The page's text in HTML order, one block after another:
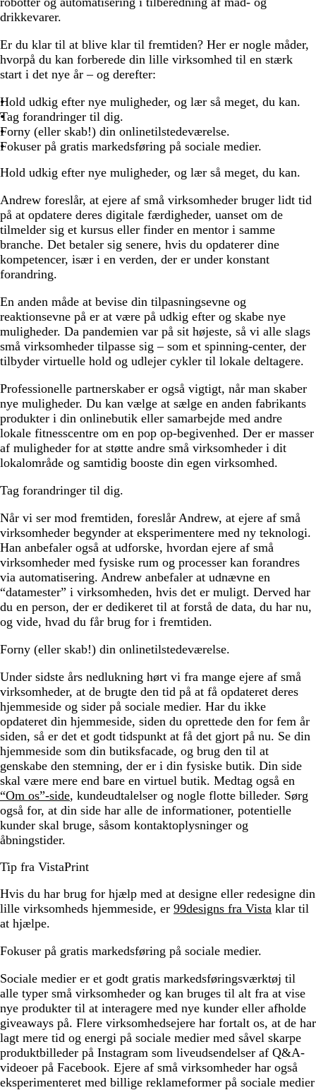
drikkevarer.
Er du klar til at blive klar til fremtiden? Her er nogle måder,
hvorpå du kan forberede din lille virksomhed til en stærk
start i det nye år – og derefter:
Hold udkig efter nye muligheder, og lær så meget, du kan.
Tag forandringer til dig.
Forny (eller skab!) din onlinetilstedeværelse.
Fokuser på gratis markedsføring på sociale medier.
Hold udkig efter nye muligheder, og lær så meget, du kan.
Andrew foreslår, at ejere af små virksomheder bruger lidt tid
på at opdatere deres digitale færdigheder, uanset om de
tilmelder sig et kursus eller finder en mentor i samme
branche. Det betaler sig senere, hvis du opdaterer dine
kompetencer, især i en verden, der er under konstant
forandring.
En anden måde at bevise din tilpasningsevne og
reaktionsevne på er at være på udkig efter og skabe nye
muligheder. Da pandemien var på sit højeste, så vi alle slags
små virksomheder tilpasse sig – som et spinning-center, der
tilbyder virtuelle hold og udlejer cykler til lokale deltagere.
Professionelle partnerskaber er også vigtigt, når man skaber
nye muligheder. Du kan vælge at sælge en anden fabrikants
produkter i din onlinebutik eller samarbejde med andre
lokale fitnesscentre om en pop op-begivenhed. Der er masser
af muligheder for at støtte andre små virksomheder i dit
lokalområde og samtidig booste din egen virksomhed.
Tag forandringer til dig.
Når vi ser mod fremtiden, foreslår Andrew, at ejere af små
virksomheder begynder at eksperimentere med ny teknologi.
Han anbefaler også at udforske, hvordan ejere af små
virksomheder med fysiske rum og processer kan forandres
via automatisering. Andrew anbefaler at udnævne en
“datamester” i virksomheden, hvis det er muligt. Derved har
du en person, der er dedikeret til at forstå de data, du har nu,
og vide, hvad du får brug for i fremtiden.
Forny (eller skab!) din onlinetilstedeværelse.
Under sidste års nedlukning hørt vi fra mange ejere af små
virksomheder, at de brugte den tid på at få opdateret deres
hjemmeside og sider på sociale medier. Har du ikke
opdateret din hjemmeside, siden du oprettede den for fem år
siden, så er det et godt tidspunkt at få det gjort på nu. Se din
hjemmeside som din butiksfacade, og brug den til at
genskabe den stemning, der er i din fysiske butik. Din side
skal være mere end bare en virtuel butik. Medtag også en
“Om os”-side, kundeudtalelser og nogle flotte billeder. Sørg
også for, at din side har alle de informationer, potentielle
kunder skal bruge, såsom kontaktoplysninger og
åbningstider.
Tip fra VistaPrint
Hvis du har brug for hjælp med at designe eller redesigne din
lille virksomheds hjemmeside, er 99designs fra Vista klar til
at hjælpe.
Fokuser på gratis markedsføring på sociale medier.
Sociale medier er et godt gratis markedsføringsværktøj til
alle typer små virksomheder og kan bruges til alt fra at vise
nye produkter til at interagere med nye kunder eller afholde
giveaways på. Flere virksomhedsejere har fortalt os, at de har
lagt mere tid og energi på sociale medier med såvel skarpe
produktbilleder på Instagram som liveudsendelser af Q&A-
videoer på Facebook. Ejere af små virksomheder har også
eksperimenteret med billige reklameformer på sociale medier